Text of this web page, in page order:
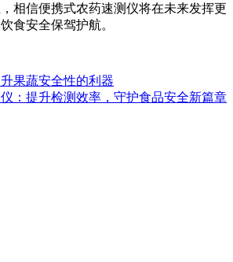
相信便携式农药速测仪将在未来发挥更
食安全保驾护航。
果蔬安全性的利器
：提升检测效率，守护食品安全新篇章